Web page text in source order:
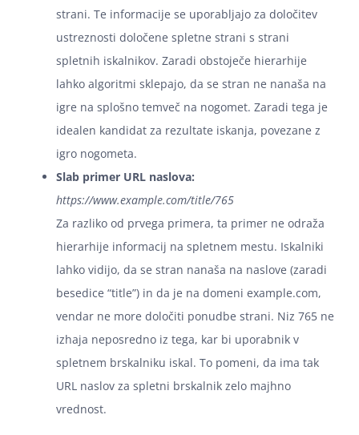
strani. Te informacije se uporabljajo za določitev
ustreznosti določene spletne strani s strani
spletnih iskalnikov. Zaradi obstoječe hierarhije
lahko algoritmi sklepajo, da se stran ne nanaša na
igre na splošno temveč na nogomet. Zaradi tega je
idealen kandidat za rezultate iskanja, povezane z
igro nogometa.
Slab primer URL naslova:
https://www.example.com/title/765
Za razliko od prvega primera, ta primer ne odraža
hierarhije informacij na spletnem mestu. Iskalniki
lahko vidijo, da se stran nanaša na naslove (zaradi
besedice “title”) in da je na domeni example.com,
vendar ne more določiti ponudbe strani. Niz 765 ne
izhaja neposredno iz tega, kar bi uporabnik v
spletnem brskalniku iskal. To pomeni, da ima tak
URL naslov za spletni brskalnik zelo majhno
vrednost.